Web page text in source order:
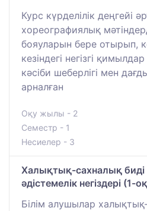
Курс күрделілік деңгейі
хореографиялық
бояуларын бере отырып,
кезіндегі негізгі
кәсіби шеберлігі мен
арналған
Оқу жылы - 2
Семестр - 1
Несиелер - 3
Халықтық-сахналық
әдістемелік негіздері
Білім алушылар